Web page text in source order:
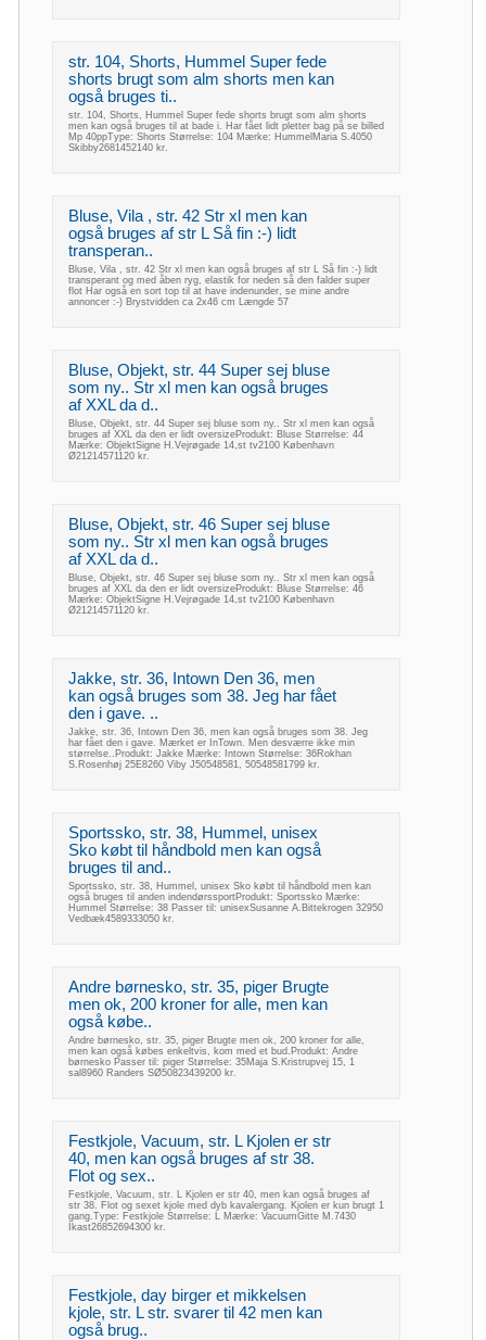
str. 104, Shorts, Hummel Super fede
shorts brugt som alm shorts men kan
også bruges ti..
str. 104, Shorts, Hummel Super fede shorts brugt som alm shorts
men kan også bruges til at bade i. Har fået lidt pletter bag på se billed
Mp 40ppType: Shorts Størrelse: 104 Mærke: HummelMaria S.4050
Skibby2681452140 kr.
Bluse, Vila , str. 42 Str xl men kan
også bruges af str L Så fin :-) lidt
transperan..
Bluse, Vila , str. 42 Str xl men kan også bruges af str L Så fin :-) lidt
transperant og med åben ryg, elastik for neden så den falder super
flot Har også en sort top til at have indenunder, se mine andre
annoncer :-) Brystvidden ca 2x46 cm Længde 57
Bluse, Objekt, str. 44 Super sej bluse
som ny.. Str xl men kan også bruges
af XXL da d..
Bluse, Objekt, str. 44 Super sej bluse som ny.. Str xl men kan også
bruges af XXL da den er lidt oversizeProdukt: Bluse Størrelse: 44
Mærke: ObjektSigne H.Vejrøgade 14,st tv2100 København
Ø21214571120 kr.
Bluse, Objekt, str. 46 Super sej bluse
som ny.. Str xl men kan også bruges
af XXL da d..
Bluse, Objekt, str. 46 Super sej bluse som ny.. Str xl men kan også
bruges af XXL da den er lidt oversizeProdukt: Bluse Størrelse: 46
Mærke: ObjektSigne H.Vejrøgade 14,st tv2100 København
Ø21214571120 kr.
Jakke, str. 36, Intown Den 36, men
kan også bruges som 38. Jeg har fået
den i gave. ..
Jakke, str. 36, Intown Den 36, men kan også bruges som 38. Jeg
har fået den i gave. Mærket er InTown. Men desværre ikke min
størrelse..Produkt: Jakke Mærke: Intown Størrelse: 36Rokhan
S.Rosenhøj 25E8260 Viby J50548581, 50548581799 kr.
Sportssko, str. 38, Hummel, unisex
Sko købt til håndbold men kan også
bruges til and..
Sportssko, str. 38, Hummel, unisex Sko købt til håndbold men kan
også bruges til anden indendørssportProdukt: Sportssko Mærke:
Hummel Størrelse: 38 Passer til: unisexSusanne A.Bittekrogen 32950
Vedbæk4589333050 kr.
Andre børnesko, str. 35, piger Brugte
men ok, 200 kroner for alle, men kan
også købe..
Andre børnesko, str. 35, piger Brugte men ok, 200 kroner for alle,
men kan også købes enkeltvis, kom med et bud.Produkt: Andre
børnesko Passer til: piger Størrelse: 35Maja S.Kristrupvej 15, 1
sal8960 Randers SØ50823439200 kr.
Festkjole, Vacuum, str. L Kjolen er str
40, men kan også bruges af str 38.
Flot og sex..
Festkjole, Vacuum, str. L Kjolen er str 40, men kan også bruges af
str 38. Flot og sexet kjole med dyb kavalergang. Kjolen er kun brugt 1
gang.Type: Festkjole Størrelse: L Mærke: VacuumGitte M.7430
Ikast26852694300 kr.
Festkjole, day birger et mikkelsen
kjole, str. L str. svarer til 42 men kan
også brug..